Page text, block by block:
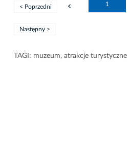
< Poprzedni 1
Następny >
TAGI: muzeum, atrakcje turystyczne